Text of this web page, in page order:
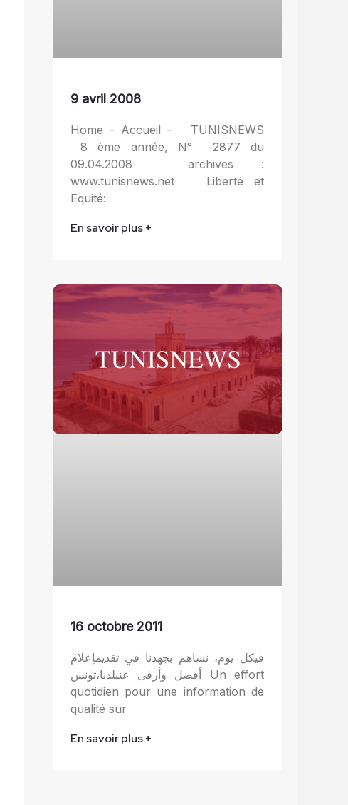
9 avril 2008
Home – Accueil – TUNISNEWS
8 ème année, N° 2877 du
09.04.2008 archives :
www.tunisnews.net Liberté et
Equité:
En savoir plus +
16 octobre 2011
فيكل يوم، نساهم بجهدنا في تقديمإعلام
أفضل وأرقى عنبلدنا،تونس Un effort
quotidien pour une information de
qualité sur
En savoir plus +